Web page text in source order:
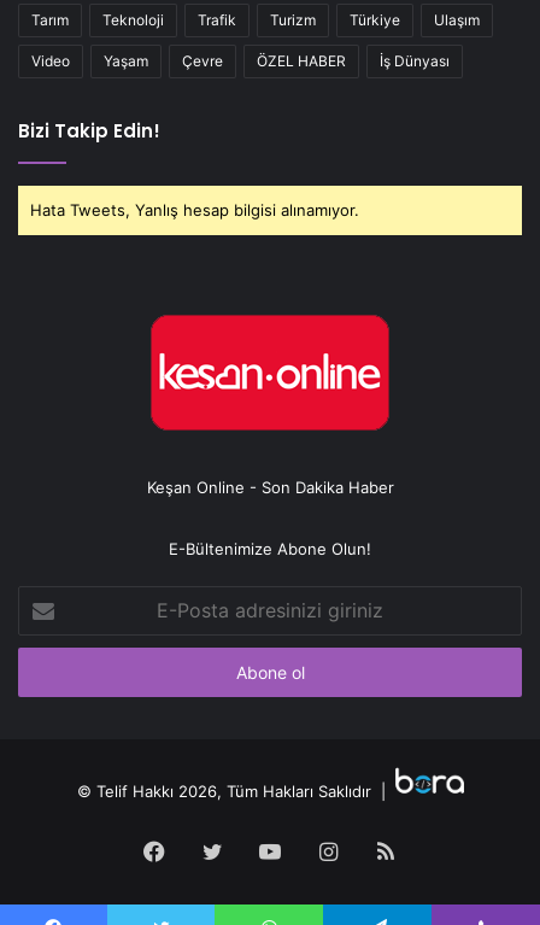
Tarım Teknoloji Trafik Turizm Türkiye Ulaşım
Video Yaşam Çevre ÖZEL HABER İş Dünyası
Bizi Takip Edin!
Hata Tweets, Yanlış hesap bilgisi alınamıyor.
Keşan Online - Son Dakika Haber
E-Bültenimize Abone Olun!
Posta
adresinizi
© Telif Hakkı 2026, Tüm Hakları Saklıdır |
Facebook
TwitterYouTubeInstagram
RSS